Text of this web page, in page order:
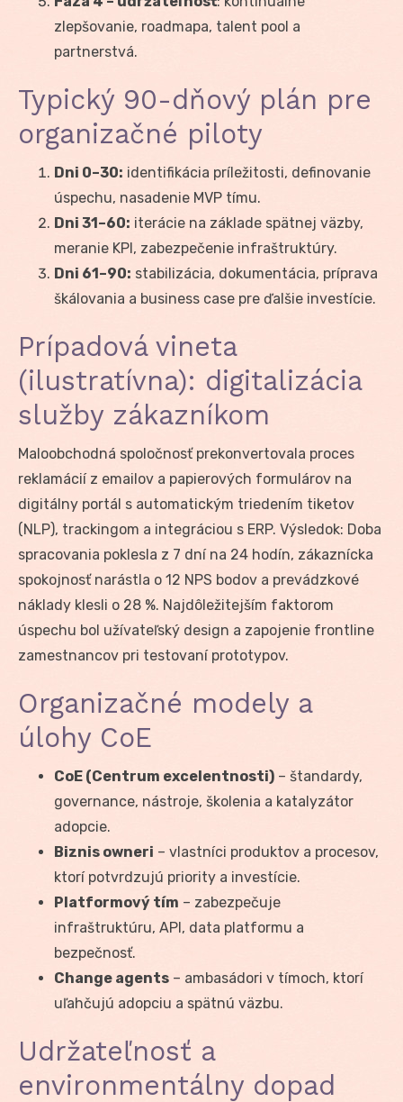
zlepšovanie, roadmapa, talent pool a
partnerstvá.
Typický 90-dňový plán pre
organizačné piloty
Dni 0–30: identifikácia príležitosti, definovanie
úspechu, nasadenie MVP tímu.
Dni 31–60: iterácie na základe spätnej väzby,
meranie KPI, zabezpečenie infraštruktúry.
Dni 61–90: stabilizácia, dokumentácia, príprava
škálovania a business case pre ďalšie investície.
Prípadová vineta
(ilustratívna): digitalizácia
služby zákazníkom
Maloobchodná spoločnosť prekonvertovala proces
reklamácií z emailov a papierových formulárov na
digitálny portál s automatickým triedením tiketov
(NLP), trackingom a integráciou s ERP. Výsledok: Doba
spracovania poklesla z 7 dní na 24 hodín, zákaznícka
spokojnosť narástla o 12 NPS bodov a prevádzkové
náklady klesli o 28 %. Najdôležitejším faktorom
úspechu bol užívateľský design a zapojenie frontline
zamestnancov pri testovaní prototypov.
Organizačné modely a
úlohy CoE
CoE (Centrum excelentnosti) – štandardy,
governance, nástroje, školenia a katalyzátor
adopcie.
Biznis owneri – vlastníci produktov a procesov,
ktorí potvrdzujú priority a investície.
Platformový tím – zabezpečuje
infraštruktúru, API, data platformu a
bezpečnosť.
Change agents – ambasádori v tímoch, ktorí
uľahčujú adopciu a spätnú väzbu.
Udržateľnosť a
environmentálny dopad